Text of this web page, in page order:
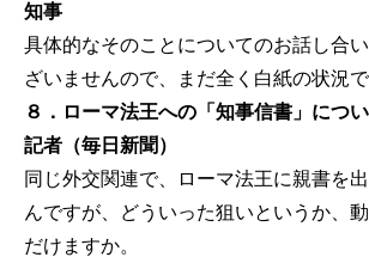
知事
具体的なそのことについてのお話し合
ざいませんので、まだ全く白紙の状況で
８．ローマ法王への「知事信書」につ
記者（毎日新聞）
同じ外交関連で、ローマ法王に親書を
んですが、どういった狙いというか、
だけますか。